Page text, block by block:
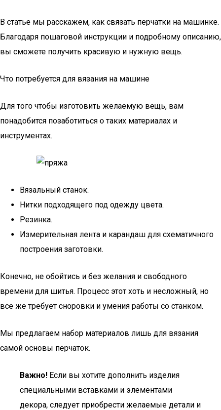
В статье мы расскажем, как связать перчатки на машинке.
Благодаря пошаговой инструкции и подробному описанию,
вы сможете получить красивую и нужную вещь.
Что потребуется для вязания на машине
Для того чтобы изготовить желаемую вещь, вам
понадобится позаботиться о таких материалах и
инструментах.
Вязальный станок.
Нитки подходящего под одежду цвета.
Резинка.
Измерительная лента и карандаш для схематичного
построения заготовки.
Конечно, не обойтись и без желания и свободного
времени для шитья. Процесс этот хоть и несложный, но
все же требует сноровки и умения работы со станком.
Мы предлагаем набор материалов лишь для вязания
самой основы перчаток.
Важно! Если вы хотите дополнить изделия
специальными вставками и элементами
декора, следует приобрести желаемые детали и